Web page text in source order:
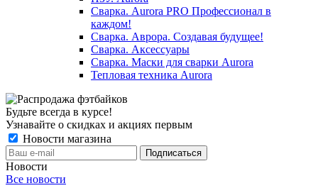
Сварка. Aurora PRO Профессионал в
каждом!
Сварка. Аврора. Создавая будущее!
Сварка. Аксессуары
Сварка. Маски для сварки Aurora
Тепловая техника Aurora
Будьте всегда в курсе!
Узнавайте о скидках и акциях первым
Новости магазина
Новости
Все новости